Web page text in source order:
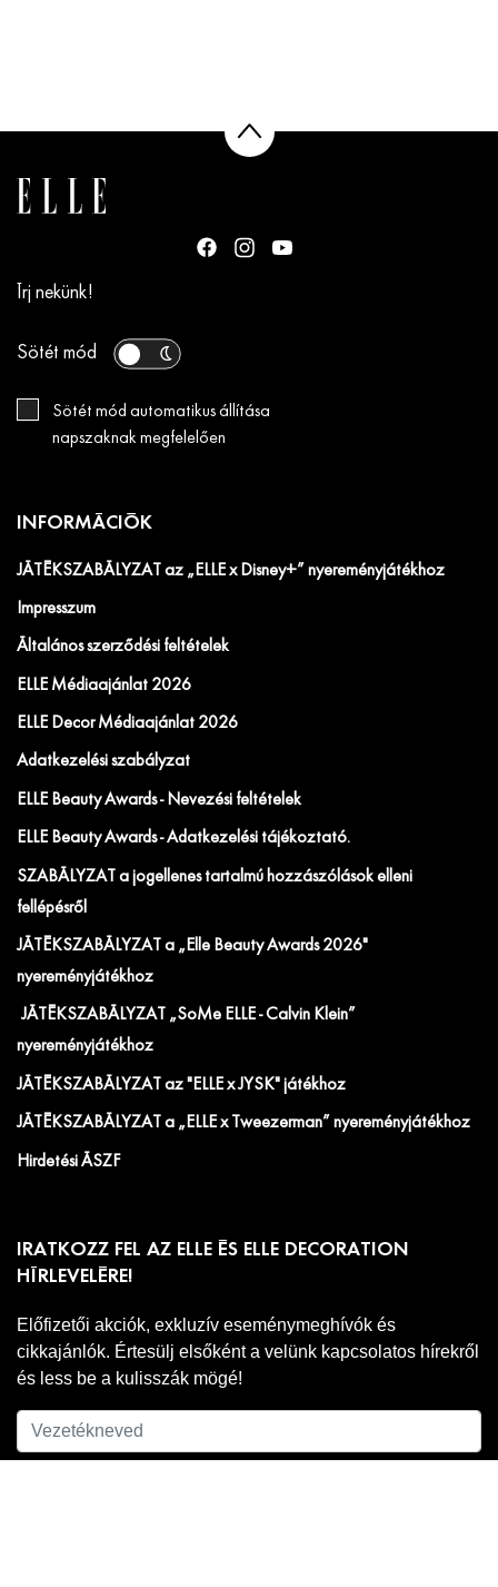
Írj nekünk!
Sötét mód
Sötét mód automatikus állítása
napszaknak megfelelően
INFORMÁCIÓK
JÁTÉKSZABÁLYZAT az „ELLE x Disney+” nyereményjátékhoz
Impresszum
Általános szerződési feltételek
ELLE Médiaajánlat 2026
ELLE Decor Médiaajánlat 2026
Adatkezelési szabályzat
ELLE Beauty Awards - Nevezési feltételek
ELLE Beauty Awards - Adatkezelési tájékoztató.
SZABÁLYZAT a jogellenes tartalmú hozzászólások elleni
fellépésről
JÁTÉKSZABÁLYZAT a „Elle Beauty Awards 2026"
nyereményjátékhoz
JÁTÉKSZABÁLYZAT „SoMe ELLE - Calvin Klein”
nyereményjátékhoz
JÁTÉKSZABÁLYZAT az "ELLE x JYSK" játékhoz
JÁTÉKSZABÁLYZAT a „ELLE x Tweezerman” nyereményjátékhoz
Hirdetési ÁSZF
IRATKOZZ FEL AZ ELLE ÉS ELLE DECORATION
HÍRLEVELÉRE!
Előfizetői akciók, exkluzív eseménymeghívók és
cikkajánlók. Értesülj elsőként a velünk kapcsolatos hírekről
és less be a kulisszák mögé!